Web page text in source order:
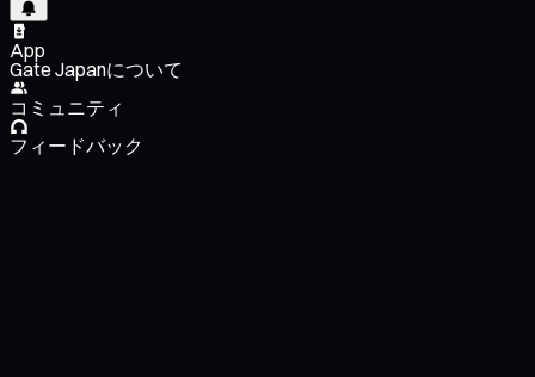
App
Gate Japanについて
コミュニティ
フィードバック